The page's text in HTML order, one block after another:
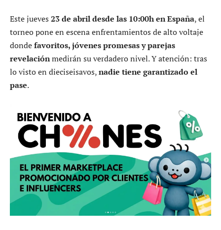
Este jueves 23 de abril desde las 10:00h en España, el
torneo pone en escena enfrentamientos de alto voltaje
dondefavoritos, jóvenes promesas y parejas
revelaciónmedirán su verdadero nivel. Y atención: tras
lo visto en dieciseisavos,nadie tiene garantizado el
pase.